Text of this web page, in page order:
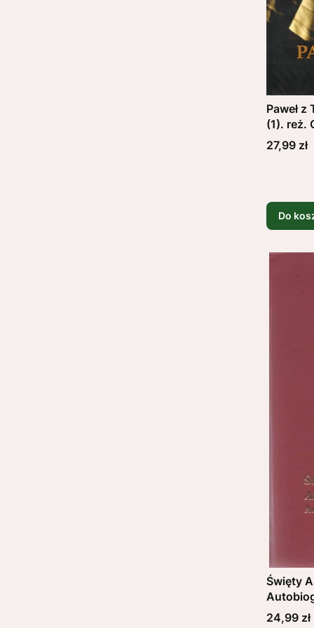
Paweł
(1). reż.
Cena
27,99 zł
Do
Święty
Cena
24,99 zł